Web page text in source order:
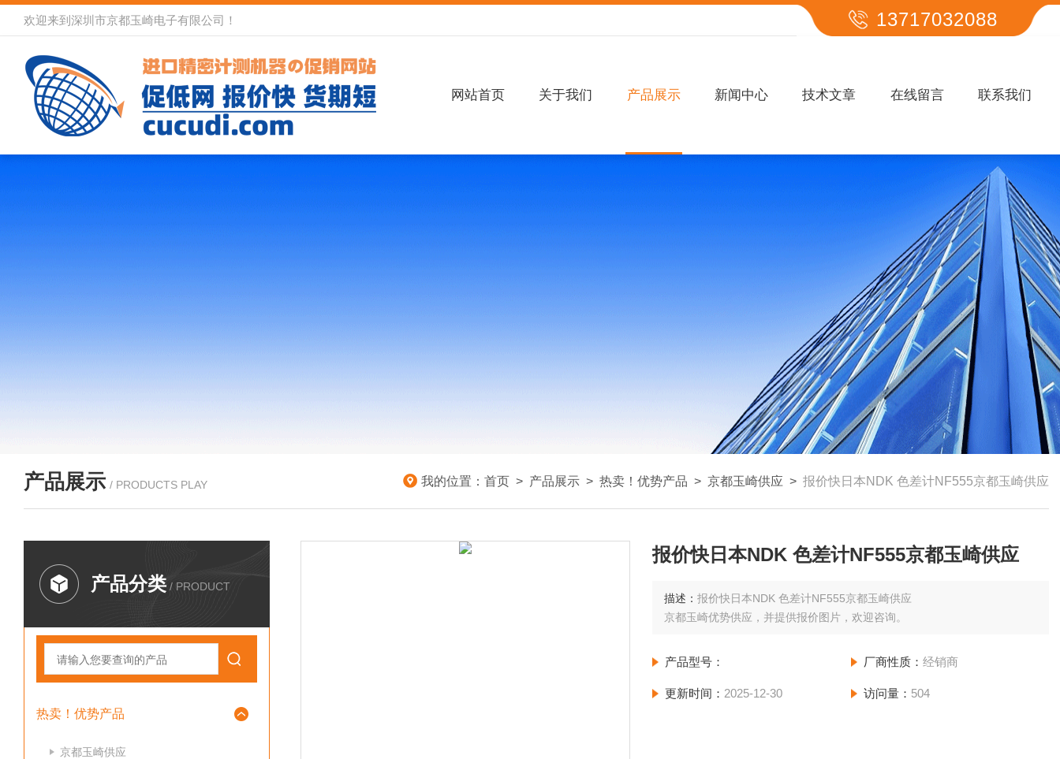
欢迎来到深圳市京都玉崎电子有限公司！ 13717032088
网站首页 关于我们 产品展示 新闻中心 技术文章 在线留言 联系我们
产品展示 / PRODUCTS PLAY 我的位置： 首页 > 产品展示 > 热卖！优势产品 > 京都玉崎供应 > 报价快日本NDK 色差计NF555京都玉崎供应
产品分类 / PRODUCT
热卖！优势产品
京都玉崎供应
报价快日本NDK 色差计NF555京都玉崎供应
描述：报价快日本NDK 色差计NF555京都玉崎供应
京都玉崎优势供应，并提供报价图片，欢迎咨询。
产品型号： 厂商性质： 经销商
更新时间： 2025-12-30 访问量： 504